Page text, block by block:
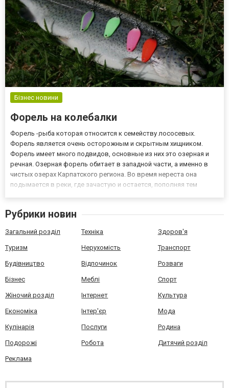
Бізнес новини
Форель на колебалки
Форель -рыба которая относится к семейству лососевых.
Форель является очень осторожным и скрытным хищником.
Форель имеет много подвидов, основные из них это озерная и
речная. Озерная форель обитает в западной части, а именно в
чистых озерах Карпатского региона. Во время нереста она
подымается в реки, где зачастую и остается, пополняя тем
или как её ч...
Рубрики новин
Загальний розділ Техніка Здоров'я
Туризм Нерухомість Транспорт
Будівництво Відпочинок Розваги
Бізнес Меблі Спорт
Жіночий розділ Інтернет Культура
Економіка Інтер'єр Мода
Кулінарія Послуги Родина
Подорожі Робота Дитячий розділ
Реклама